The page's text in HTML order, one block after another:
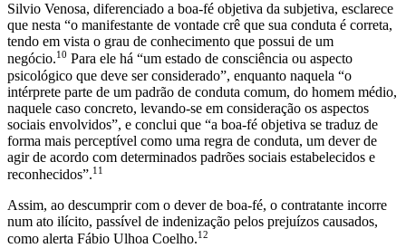
Silvio Venosa, diferenciado a boa-fé objetiva da subjetiva, esclarece
que nesta “o manifestante de vontade crê que sua conduta é correta,
tendo em vista o grau de conhecimento que possui de um
negócio.10 Para ele há “um estado de consciência ou aspecto
psicológico que deve ser considerado”, enquanto naquela “o
intérprete parte de um padrão de conduta comum, do homem médio,
naquele caso concreto, levando-se em consideração os aspectos
sociais envolvidos”, e conclui que “a boa-fé objetiva se traduz de
forma mais perceptível como uma regra de conduta, um dever de
agir de acordo com determinados padrões sociais estabelecidos e
reconhecidos”.11
Assim, ao descumprir com o dever de boa-fé, o contratante incorre
num ato ilícito, passível de indenização pelos prejuízos causados,
como alerta Fábio Ulhoa Coelho.12